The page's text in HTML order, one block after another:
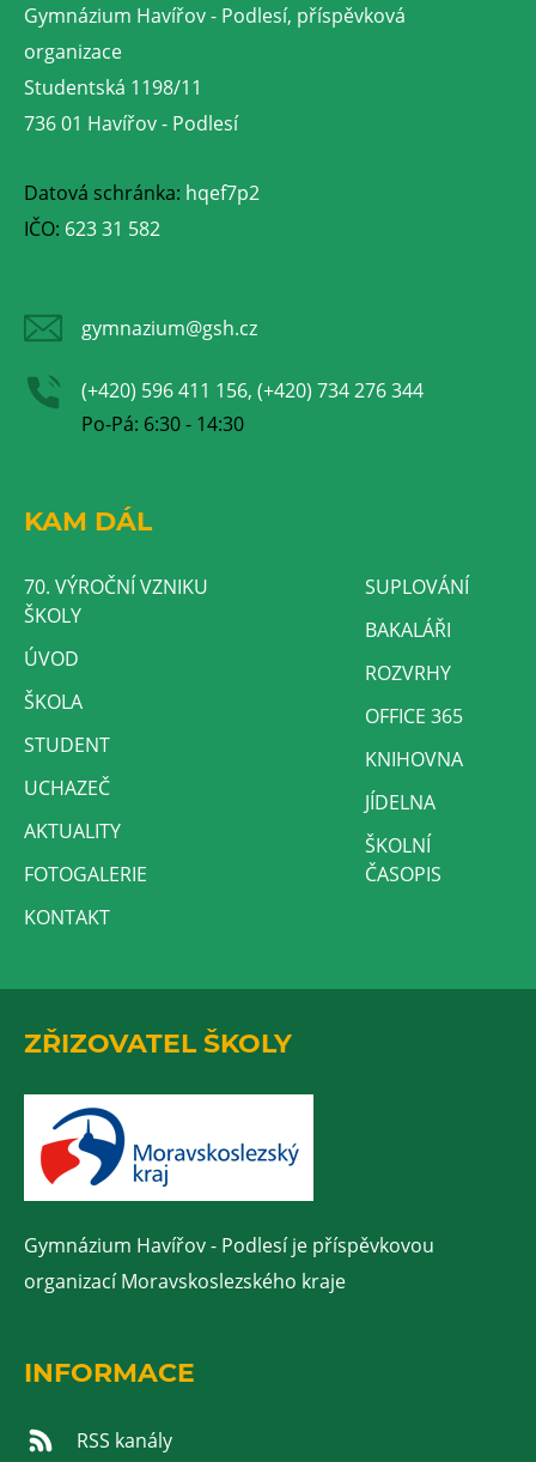
Gymnázium Havířov - Podlesí, příspěvková
organizace
Studentská 1198/11
736 01 Havířov - Podlesí
Datová schránka: hqef7p2
IČO: 623 31 582
gymnazium@gsh.cz
(+420) 596 411 156, (+420) 734 276 344
Po-Pá: 6:30 - 14:30
KAM DÁL
70. VÝROČNÍ VZNIKU
ŠKOLY
ÚVOD
ŠKOLA
STUDENT
UCHAZEČ
AKTUALITY
FOTOGALERIE
KONTAKT
SUPLOVÁNÍ
BAKALÁŘI
ROZVRHY
OFFICE 365
KNIHOVNA
JÍDELNA
ŠKOLNÍ
ČASOPIS
ZŘIZOVATEL ŠKOLY
Gymnázium Havířov - Podlesí je příspěvkovou
organizací Moravskoslezského kraje
INFORMACE
RSS kanály